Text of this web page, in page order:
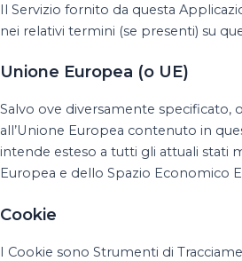
Il Servizio fornito da questa
nei relativi termini (se presenti) su
Unione Europea (o UE)
Salvo ove diversamente specificato,
all’Unione Europea contenuto in
intende esteso a tutti gli attuali stati
Europea e dello Spazio Economico
Cookie
I Cookie sono Strumenti di